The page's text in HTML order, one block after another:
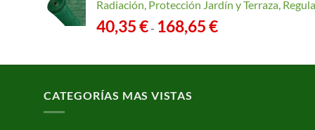
Radiación, Protección Jardín y Terraza,
40,35€- 168,65€Rango
desde
CATEGORÍAS MAS VISTAS